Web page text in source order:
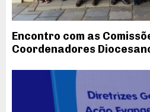
Encontro com as
Coordenadores